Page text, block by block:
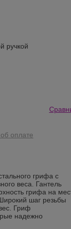
ручкой
оплате
грифа с
веса. Гантель
грифа на
шаг резьбы
Гриф
надежно